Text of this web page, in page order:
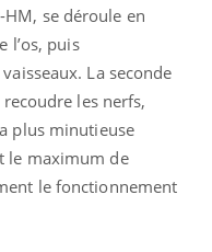
HM, se déroule en
l’os, puis
La seconde
les nerfs,
plus minutieuse
le maximum de
le fonctionnement